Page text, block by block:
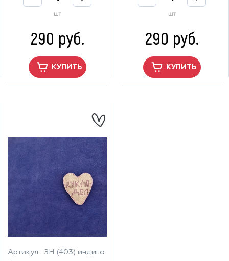
шт
290 руб.
КУПИТЬ
шт
290 руб.
КУПИТЬ
Артикул : ЗН (403) индиго